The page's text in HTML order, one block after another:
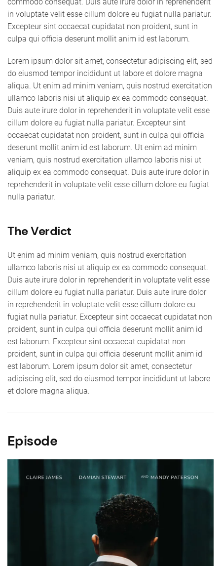
in voluptate velit esse cillum dolore eu fugiat nulla pariatur.
Excepteur sint occaecat cupidatat non proident, sunt in
culpa qui officia deserunt mollit anim id est laborum.
Lorem ipsum dolor sit amet, consectetur adipiscing elit, sed
do eiusmod tempor incididunt ut labore et dolore magna
aliqua. Ut enim ad minim veniam, quis nostrud exercitation
ullamco laboris nisi ut aliquip ex ea commodo consequat.
Duis aute irure dolor in reprehenderit in voluptate velit esse
cillum dolore eu fugiat nulla pariatur. Excepteur sint
occaecat cupidatat non proident, sunt in culpa qui officia
deserunt mollit anim id est laborum. Ut enim ad minim
veniam, quis nostrud exercitation ullamco laboris nisi ut
aliquip ex ea commodo consequat. Duis aute irure dolor in
reprehenderit in voluptate velit esse cillum dolore eu fugiat
nulla pariatur.
The Verdict
Ut enim ad minim veniam, quis nostrud exercitation
ullamco laboris nisi ut aliquip ex ea commodo consequat.
Duis aute irure dolor in reprehenderit in voluptate velit esse
cillum dolore eu fugiat nulla pariatur. Duis aute irure dolor
in reprehenderit in voluptate velit esse cillum dolore eu
fugiat nulla pariatur. Excepteur sint occaecat cupidatat non
proident, sunt in culpa qui officia deserunt mollit anim id
est laborum. Excepteur sint occaecat cupidatat non
proident, sunt in culpa qui officia deserunt mollit anim id
est laborum. Lorem ipsum dolor sit amet, consectetur
adipiscing elit, sed do eiusmod tempor incididunt ut labore
et dolore magna aliqua.
Episode